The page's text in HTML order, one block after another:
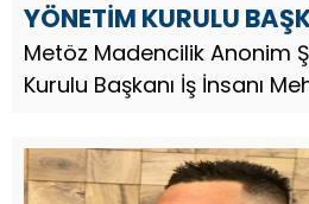
YÖNETİM KURULU
ŞEKER`DEN 10 KASIM
GÜNÜ MESAJI
Metöz Madencilik Anonim
Kurulu Başkanı İş İnsanı
Atatürk’ün vefatının 87.